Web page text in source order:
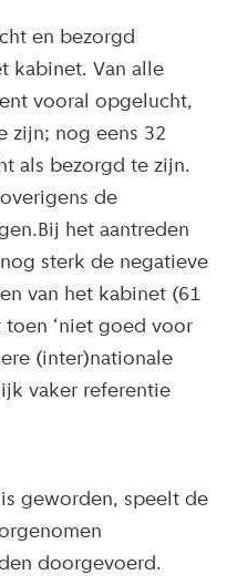
en bezorgd
kabinet. Van alle
vooral opgelucht,
zijn; nog eens 32
als bezorgd te zijn.
de
het aantreden
sterk de negatieve
van het kabinet (61
‘niet goed voor
(inter)nationale
vaker referentie
geworden, speelt de
doorgevoerd.